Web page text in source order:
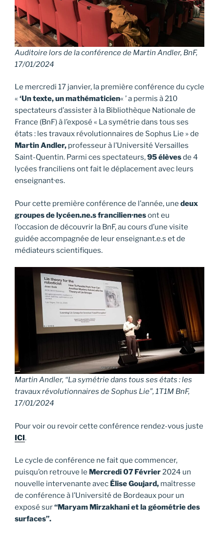
Auditoire lors de la conférence de Martin Andler, BnF,
17/01/2024
Le mercredi 17 janvier, la première conférence du cycle
« ‘Un texte, un mathématicien« ’ a permis à 210
spectateurs d’assister à la Bibliothèque Nationale de
France (BnF) à l’exposé « La symétrie dans tous ses
états : les travaux révolutionnaires de Sophus Lie » de
Martin Andler, professeur à l’Université Versailles
Saint-Quentin. Parmi ces spectateurs,95 élèvesde 4
lycées franciliens ont fait le déplacement avec leurs
enseignant·es.
Pour cette première conférence de l’année, une deux
groupes de lycéen.ne.s francilien·nesont eu
l’occasion de découvrir la BnF, au cours d’une visite
guidée accompagnée de leur enseignant.e.s et de
médiateurs scientifiques.
Martin Andler, “La symétrie dans tous ses états : les
travaux révolutionnaires de Sophus Lie”, 1T1M BnF,
17/01/2024
Pour voir ou revoir cette conférence rendez-vous juste
ICI.
Le cycle de conférence ne fait que commencer,
puisqu’on retrouve le Mercredi 07 Février2024 un
nouvelle intervenante avec Élise Goujard, maîtresse
de conférence à l’Université de Bordeaux pour un
exposé sur“Maryam Mirzakhani et la géométrie des
surfaces”.